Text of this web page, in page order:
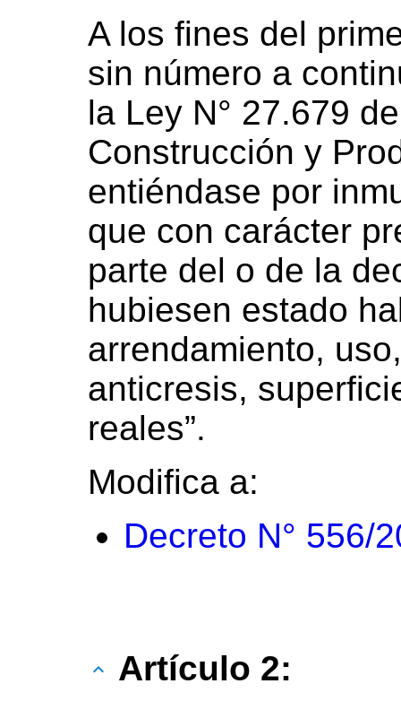
A los fines del
sin número a
la Ley N° 27.679
Construcción y
entiéndase por
que con carácter
parte del o de la
hubiesen estado
arrendamiento,
anticresis,
reales”.
Modifica a:
Decreto N° 556/
Artículo 2: